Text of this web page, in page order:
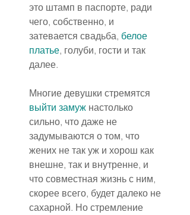
это штамп в паспорте, ради
чего, собственно, и
затевается свадьба, белое
платье, голуби, гости и так
далее.
Многие девушки стремятся
выйти замуж настолько
сильно, что даже не
задумываются о том, что
жених не так уж и хорош как
внешне, так и внутренне, и
что совместная жизнь с ним,
скорее всего, будет далеко не
сахарной. Но стремление